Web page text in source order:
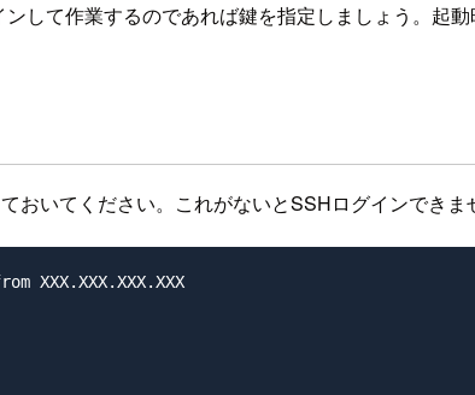
して作業するのであれば鍵を指定しましょう。起
おいてください。これがないとSSHログインできま
XXX.XXX.XXX.XXX